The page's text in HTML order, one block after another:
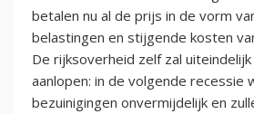
betalen nu al de prijs in de vorm
belastingen en stijgende kosten
De rijksoverheid zelf zal
aanlopen: in de volgende recessie
bezuinigingen onvermijdelijk en